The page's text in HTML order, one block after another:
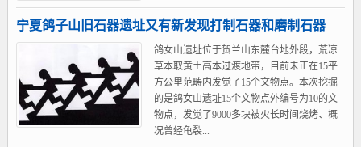
宁夏鸽子山旧石器遗址又有新发现打制石器和磨制石器
鸽女山遗址位于贺兰山东麓台地外段，荒凉
草本取黄土高本过渡地带，目前未正在15平
方公里范畴内发觉了15个文物点。本次挖掘
的是鸽女山遗址15个文物点外编号为10的文
物点，发觉了9000多块被火长时间烧烤、概
况曾经龟裂...